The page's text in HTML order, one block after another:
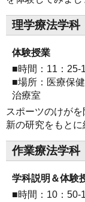
理学療法学科
体験授業
■時間：11：25-
■場所：医療保
治療室
スポーツのけが
新の研究をもとに
作業療法学科
学科説明＆体験
■時間：10：50-